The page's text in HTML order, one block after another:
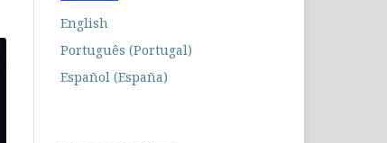
English
Português (Portugal)
Español (España)